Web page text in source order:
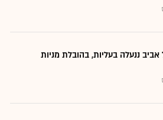
ננעלה בעליות, בהובלת מניות